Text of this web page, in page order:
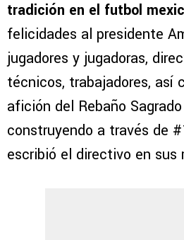
tradición en el futbol
felicidades al presidente
jugadores y jugadoras,
técnicos, trabajadores, así
afición del Rebaño
construyendo a través de
escribió el directivo en sus